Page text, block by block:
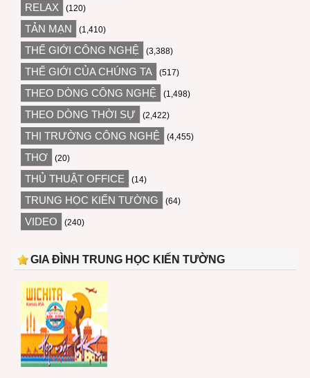
RELAX (120)
TẢN MẠN (1,410)
THẾ GIỚI CÔNG NGHỆ (3,388)
THẾ GIỚI CỦA CHÚNG TA (517)
THEO DÒNG CÔNG NGHỆ (1,498)
THEO DÒNG THỜI SỰ (2,422)
THỊ TRƯỜNG CÔNG NGHỆ (4,455)
THƠ (20)
THỦ THUẬT OFFICE (14)
TRUNG HỌC KIẾN TƯỜNG (64)
VIDEO (240)
GIA ĐÌNH TRUNG HỌC KIẾN TƯỜNG